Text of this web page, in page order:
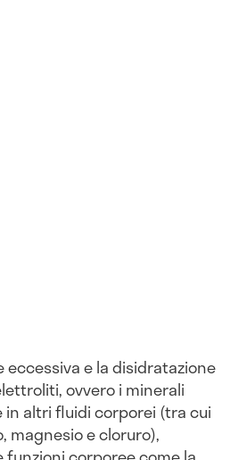
eccessiva e la disidratazione
ovvero i minerali
in altri fluidi corporei (tra cui
magnesio e cloruro),